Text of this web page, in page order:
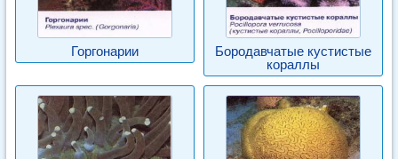
Горгонарии
Бородавчатые кустистые
кораллы